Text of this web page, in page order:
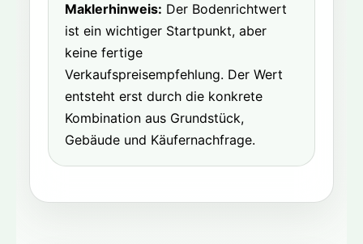
Maklerhinweis: Der Bodenrichtwert
ist ein wichtiger Startpunkt, aber
keine fertige
Verkaufspreisempfehlung. Der Wert
entsteht erst durch die konkrete
Kombination aus Grundstück,
Gebäude und Käufernachfrage.